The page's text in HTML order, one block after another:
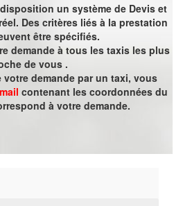
un système de Devis et
Des critères liés à la prestation
être spécifiés.
demande à tous les taxis les plus
de vous .
demande par un taxi, vous
contenant les coordonnées du
à votre demande.